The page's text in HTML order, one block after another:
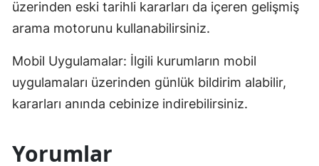
üzerinden eski tarihli kararları da içeren gelişmiş
arama motorunu kullanabilirsiniz.
Mobil Uygulamalar: İlgili kurumların mobil
uygulamaları üzerinden günlük bildirim alabilir,
kararları anında cebinize indirebilirsiniz.
Yorumlar